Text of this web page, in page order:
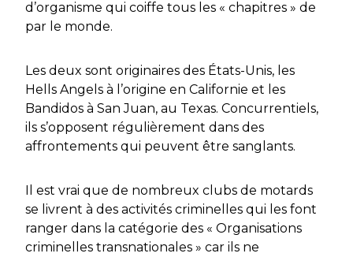
d’organisme qui coiffe tous les « chapitres » de
par le monde.
Les deux sont originaires des États-Unis, les
Hells Angels à l’origine en Californie et les
Bandidos à San Juan, au Texas. Concurrentiels,
ils s’opposent régulièrement dans des
affrontements qui peuvent être sanglants.
Il est vrai que de nombreux clubs de motards
se livrent à des activités criminelles qui les font
ranger dans la catégorie des « Organisations
criminelles transnationales » car ils ne